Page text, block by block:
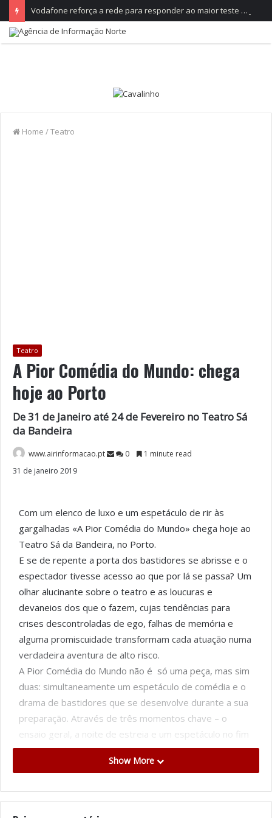
Vodafone reforça a rede para responder ao maior teste do ano, no Festival de Paredes de Coura
Home /Teatro
Teatro
A Pior Comédia do Mundo: chega
hoje ao Porto
De 31 de Janeiro até 24 de Fevereiro no Teatro Sá
da Bandeira
www.airinformacao.pt 0
1 minute read
31 de janeiro 2019
Com um elenco de luxo e um espetáculo de rir às
gargalhadas «A Pior Comédia do Mundo» chega hoje ao
Teatro Sá da Bandeira, no Porto.
E se de repente a porta dos bastidores se abrisse e o
espectador tivesse acesso ao que por lá se passa? Um
olhar alucinante sobre o teatro e as loucuras e
devaneios dos que o fazem, cujas tendências para
crises descontroladas de ego, falhas de memória e
alguma promiscuidade transformam cada atuação numa
verdadeira aventura de alto risco.
A Pior Comédia do Mundo não é só uma peça, mas sim
duas: simultaneamente um espetáculo de comédia e o
drama de bastidores que se desenvolve durante a sua
preparação. Através de três momentos chave – o
ensaio geral, a noite de estreia e um espetáculo no fim
de uma atribulada digressão – acompanhamos a
crescente tensão entre os membros de um elenco à
exultantes momentos de comédia.
Show More